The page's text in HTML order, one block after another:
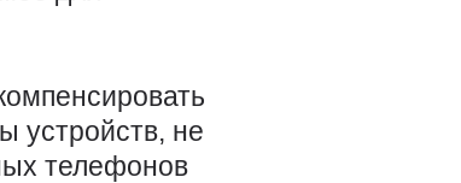
устройств, не
телефонов